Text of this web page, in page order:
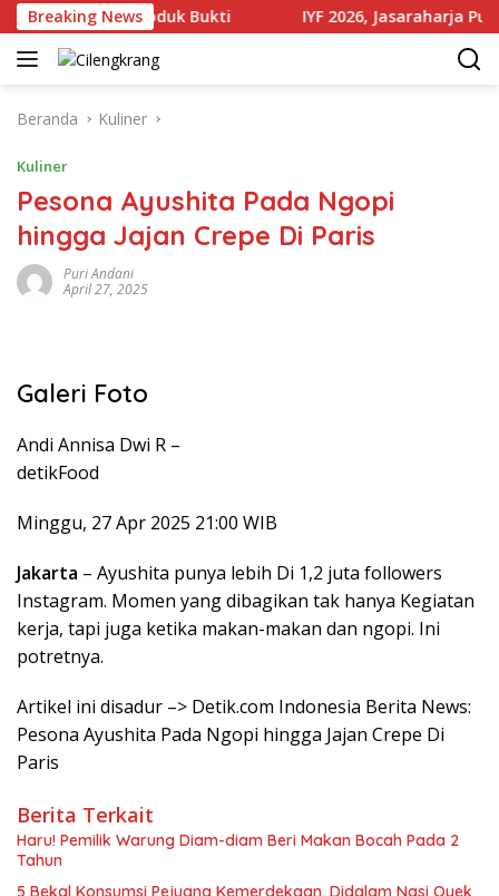
Langsung
ke
konten
Breaking News
Sejumlah Produk Bukti IYF 2026, Jasaraharja
Beranda Kuliner
Kuliner
Pesona Ayushita Pada Ngopi
hingga Jajan Crepe Di Paris
Puri Andani
April 27, 2025
Galeri Foto
Andi Annisa Dwi R –
detikFood
Minggu, 27 Apr 2025 21:00 WIB
Jakarta – Ayushita punya lebih Di 1,2 juta followers
Instagram. Momen yang dibagikan tak hanya Kegiatan
kerja, tapi juga ketika makan-makan dan ngopi. Ini
potretnya.
Artikel ini disadur –> Detik.com Indonesia Berita News:
Pesona Ayushita Pada Ngopi hingga Jajan Crepe Di
Paris
Berita Terkait
Haru! Pemilik Warung Diam-diam Beri Makan Bocah Pada 2
Tahun
5 Bekal Konsumsi Pejuang Kemerdekaan, Didalam Nasi Oyek